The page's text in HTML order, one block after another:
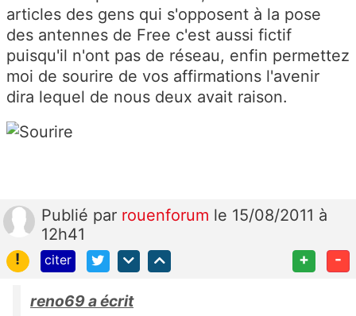
articles des gens qui s'opposent à la pose
des antennes de Free c'est aussi fictif
puisqu'il n'ont pas de réseau, enfin permettez
moi de sourire de vos affirmations l'avenir
dira lequel de nous deux avait raison.
Publié par rouenforum le 15/08/2011 à
12h41
!
citer + -
reno69 a écrit